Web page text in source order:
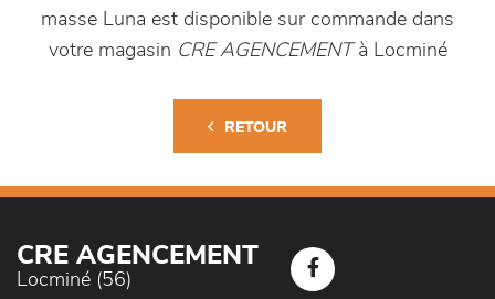
masse Luna est disponible sur commande dans
votre magasin CRE AGENCEMENTà Locminé
RETOUR
CRE AGENCEMENT
Locminé (56)